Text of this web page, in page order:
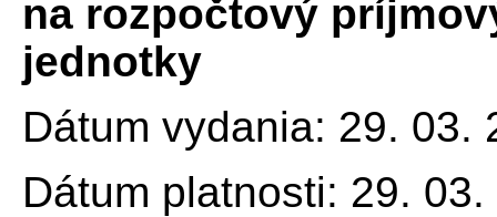
na rozpočtový
jednotky
Dátum vydania: 29. 03.
Dátum platnosti: 29. 03.